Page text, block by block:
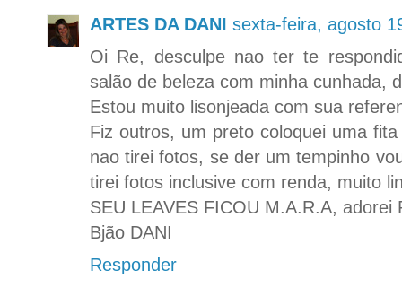
ARTES DA DANI sexta-feira, agosto
Oi Re, desculpe nao ter te
salão de beleza com minha cunhada,
Estou muito lisonjeada com sua
Fiz outros, um preto coloquei uma
nao tirei fotos, se der um tempinho
tirei fotos inclusive com renda, muito
SEU LEAVES FICOU M.A.R.A, adorei
Bjão DANI
Responder